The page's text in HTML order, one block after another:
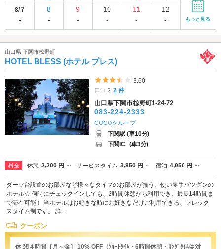
8/7
-
8
-
9
-
10
-
11
-
12
-
もっと見る
山口県 下関市椋野町
HOTEL BLESS (ホテル ブレス)
5つ星のうち3.5
3.60
口コミ2 件
山口県下関市椋野町1-24-72
083-224-2333
COCOグループ
下関駅 (車10分)
下関IC (車3分)
料金 休憩 2,200 円 ～ サービスタイム 3,850 円 ～ 宿泊 4,950 円 ～
ダーツ台設置のお部屋など様々なタイプのお部屋が揃う、使い勝手バツグンの
ホテル☆ 何時にチェックインしても、2時間休憩から利用でき、最長14時間ま
で滞在可能！ 当ホテルはお好きな時にお好きなだけご利用できる、フレック
スタイム制です。 詳...
クーポン
休 憩４時間［月～金］ 10% OFF（ｼｮｰﾄﾀｲﾑ・6時間休憩・ﾛﾝｸﾞﾀｲﾑは対